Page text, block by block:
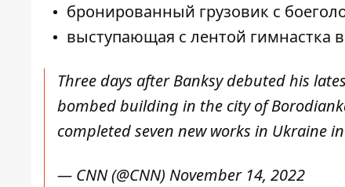
бронированный грузовик с
выступающая с лентой гимнастка
Three days after Banksy debuted his
bombed building in the city of
completed seven new works in Ukraine
— CNN (@CNN) November 14, 2022